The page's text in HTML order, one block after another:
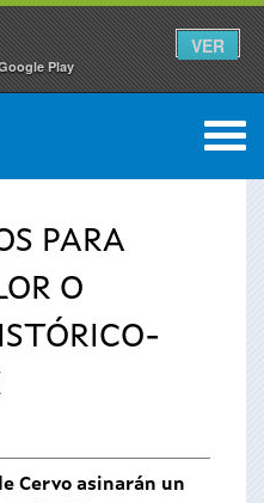
Play
VER
0
PARA
O
Cervo asinarán un